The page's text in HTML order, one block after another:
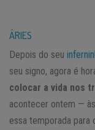
ÁRIES
Depois do seu
seu signo, agora é
colocar a vida nos
acontecer ontem —
essa temporada para